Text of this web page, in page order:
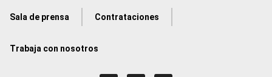
Sala de prensa Contrataciones
Trabaja con nosotros